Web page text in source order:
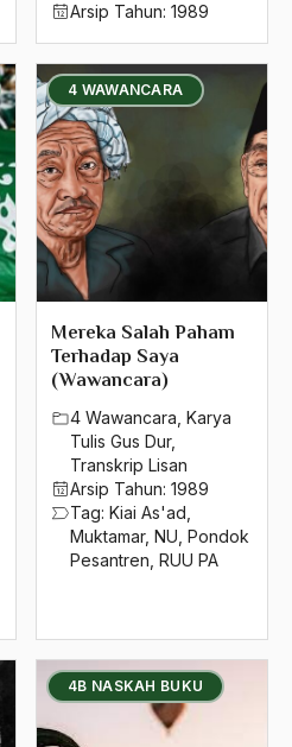
Arsip Tahun: 1989
4 WAWANCARA
Mereka Salah Paham
Terhadap Saya
(Wawancara)
4 Wawancara Karya
Tulis Gus Dur,
Transkrip Lisan
Arsip Tahun: 1989
Tag: Kiai As'ad
Muktamar, NU Pondok
Pesantren RUU PA
4B NASKAH BUKU